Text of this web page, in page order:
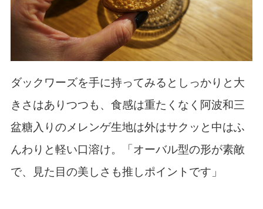
ダックワーズを手に持ってみるとしっかりと大
きさはありつつも、食感は重たくなく阿波和三
盆糖入りのメレンゲ生地は外はサクッと中はふ
んわりと軽い口溶け。「オーバル型の形が素敵
で、見た目の美しさも推しポイントです」